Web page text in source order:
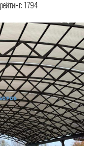
рейтинг: 1794